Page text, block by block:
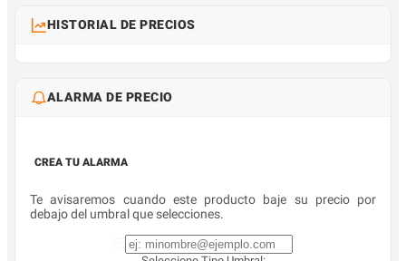
HISTORIAL DE PRECIOS
ALARMA DE PRECIO
CREA TU ALARMA
Te avisaremos cuando este producto baje su precio por
debajo del umbral que selecciones.